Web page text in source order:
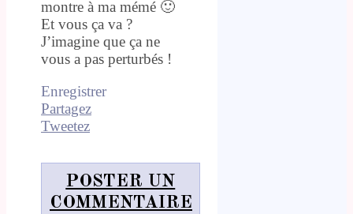
montre à ma mémé 🙂
Et vous ça va ?
J’imagine que ça ne
vous a pas perturbés !
Enregistrer
Partagez
Tweetez
POSTER UN
COMMENTAIRE